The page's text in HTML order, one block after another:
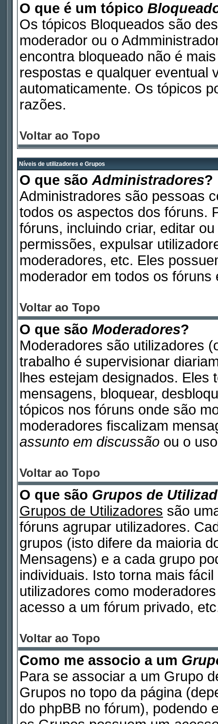
O que é um tópico
Os tópicos Bloqueados são
moderador ou o
encontra bloqueado não é
respostas e qualquer eventual
automaticamente. Os tópicos
razões.
Voltar ao Topo
Níveis de utilizadores e Grupos
O que são Administradores?
Administradores são pessoas
todos os aspectos dos fóruns.
fóruns, incluindo criar, editar
permissões, expulsar
moderadores, etc. Eles
moderador em todos os fóruns
Voltar ao Topo
O que são Moderadores?
Moderadores são utilizadores
trabalho é supervisionar
lhes estejam designados. Eles
mensagens, bloquear,
tópicos nos fóruns onde são
moderadores fiscalizam
assunto em discussão ou o
Voltar ao Topo
O que são Grupos de
Grupos de Utilizadores são
fóruns agrupar utilizadores.
grupos (isto difere da maioria
Mensagens) e a cada grupo
individuais. Isto torna mais
utilizadores como
acesso a um fórum privado,
Voltar ao Topo
Como me associo a um
Para se associar a um Grupo
Grupos no topo da página
do phpBB no fórum), podendo